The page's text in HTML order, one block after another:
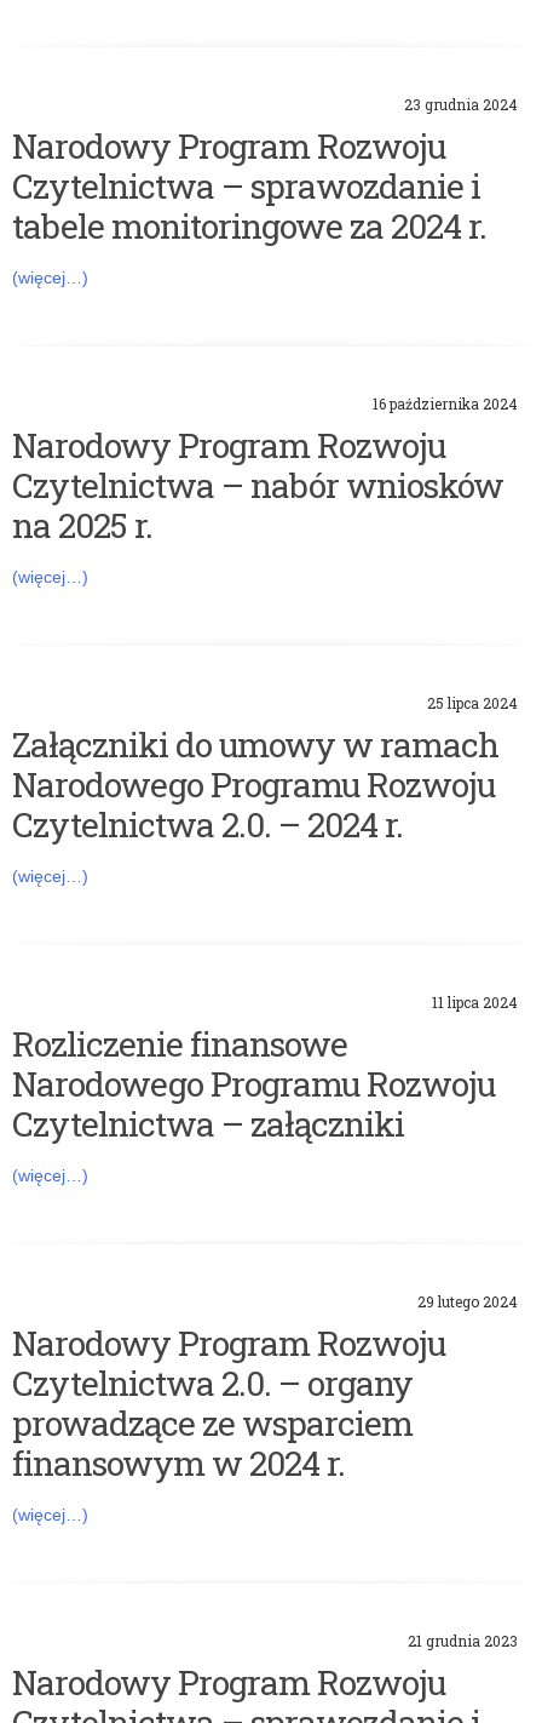
w
y
P
r
r
a
m
R
w
o
j
y
t
e
i
c
t
w
a
23 grudnia 2024
Narodowy Program Rozwoju
Czytelnictwa – sprawozdanie i
tabele monitoringowe za 2024 r.
(więcej…)
16 października 2024
Narodowy Program Rozwoju
Czytelnictwa – nabór wniosków
na 2025 r.
(więcej…)
25 lipca 2024
Załączniki do umowy w ramach
Narodowego Programu Rozwoju
Czytelnictwa 2.0. – 2024 r.
(więcej…)
11 lipca 2024
Rozliczenie finansowe
Narodowego Programu Rozwoju
Czytelnictwa – załączniki
(więcej…)
29 lutego 2024
Narodowy Program Rozwoju
Czytelnictwa 2.0. – organy
prowadzące ze wsparciem
finansowym w 2024 r.
(więcej…)
21 grudnia 2023
Narodowy Program Rozwoju